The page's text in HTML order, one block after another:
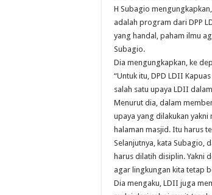
H Subagio
adalah program dari DPP
yang handal, paham ilmu
Subagio.
Dia mengungkapkan, ke
“Untuk itu, DPD LDII
salah satu upaya LDII
Menurut dia, dalam
upaya yang dilakukan
halaman masjid. Itu harus
Selanjutnya, kata Subagio,
harus dilatih disiplin. Yakni
agar lingkungan kita tetap
Dia mengaku, LDII juga